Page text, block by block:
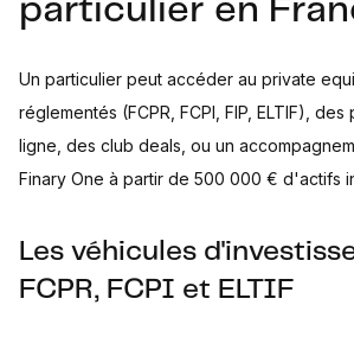
particulier en
Un particulier peut accéder au private
réglementés (FCPR, FCPI, FIP, ELTIF),
ligne, des club deals, ou un
Finary One à partir de 500 000 € d'actifs
Les véhicules
FCPR, FCPI et ELTIF